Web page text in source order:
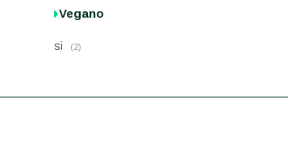
Vegano
si (2)